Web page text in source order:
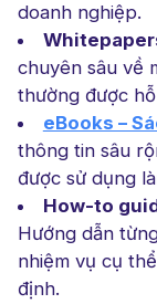
doanh nghiệp.
chuyên sâu về
thường được
eBooks –
thông tin sâu
được sử dụng
How-to
Hướng dẫn
nhiệm vụ cụ
định.